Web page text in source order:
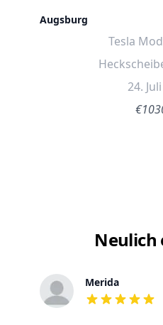
Augsburg
Tesla
24.
Neulich
Merida
out of 5 stars